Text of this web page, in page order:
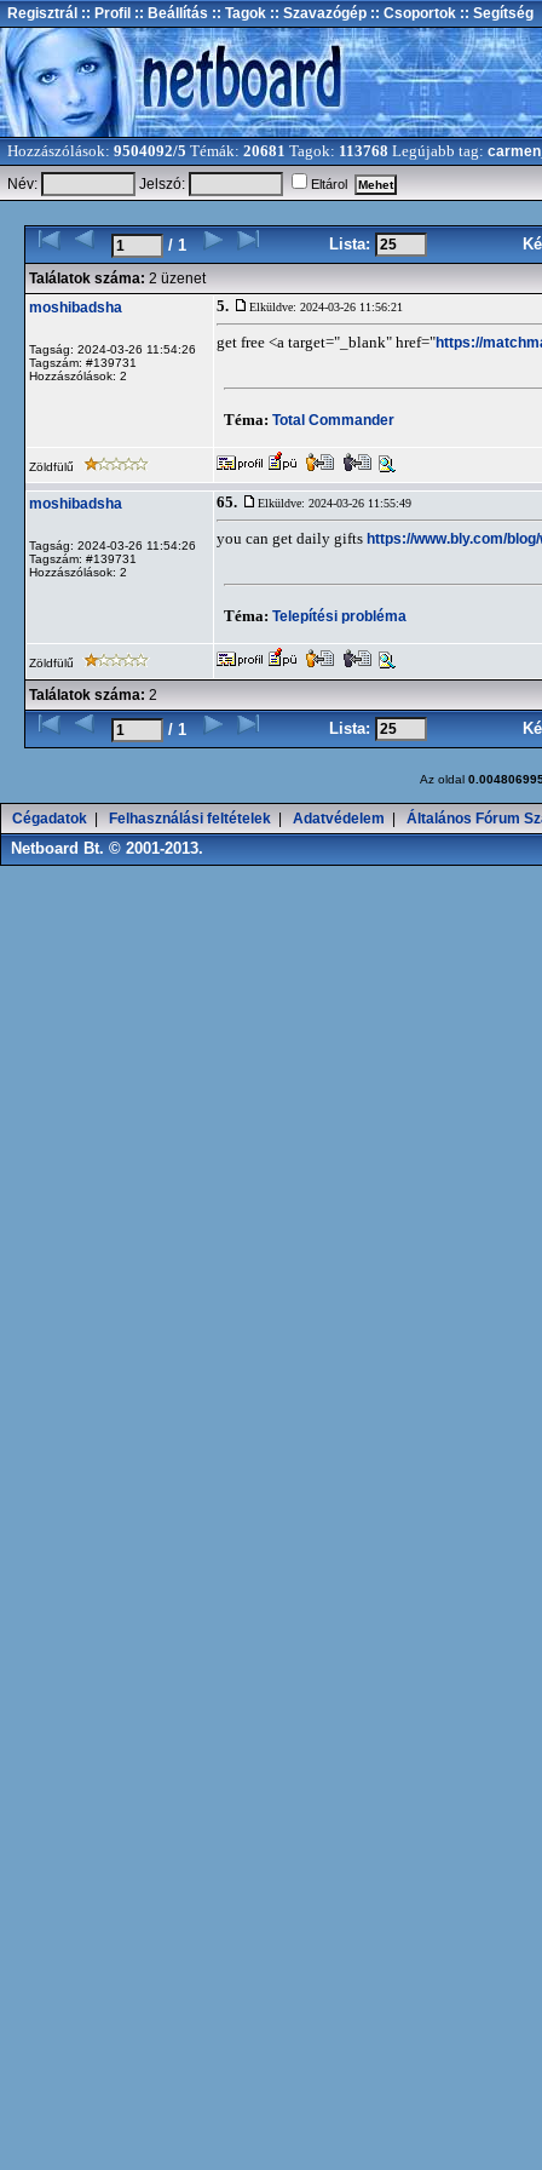
Regisztrál :: Profil :: Beállítás :: Tagok :: Szavazógép :: Csoportok :: Segítség
Hozzászólások: 9504092/5 Témák: 20681 Tagok: 113768 Legújabb tag:
Név:
Jelszó: Eltárol
/ 1 Lista:
Találatok száma: 2 üzenet
moshibadsha
Tagság: 2024-03-26 11:54:26
Tagszám: #139731
Hozzászólások: 2
5. Elküldve: 2024-03-26 11:56:21
get free <a target="_blank" href="https://
Téma: Total Commander
Zöldfülű
moshibadsha
Tagság: 2024-03-26 11:54:26
Tagszám: #139731
Hozzászólások: 2
65. Elküldve: 2024-03-26 11:55:49
you can get daily gifts https://www.bly.com/
Téma: Telepítési probléma
Zöldfülű
Találatok száma: 2
/ 1 Lista:
Az oldal
Cégadatok Felhasználási feltételek Adatvédelem Általános Fórum
Netboard Bt. © 2001-2013.